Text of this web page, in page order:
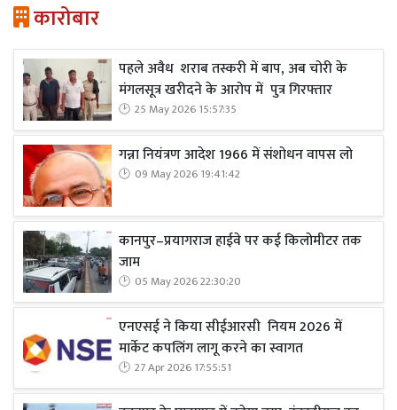
कारोबार
पहले अवैध शराब तस्करी में बाप, अब चोरी के
मंगलसूत्र खरीदने के आरोप में पुत्र गिरफ्तार
25 May 2026 15:57:35
गन्ना नियंत्रण आदेश 1966 में संशोधन वापस लो
09 May 2026 19:41:42
कानपुर–प्रयागराज हाईवे पर कई किलोमीटर तक
जाम
05 May 2026 22:30:20
एनएसई ने किया सीईआरसी नियम 2026 में
मार्केट कपलिंग लागू करने का स्वागत
27 Apr 2026 17:55:51